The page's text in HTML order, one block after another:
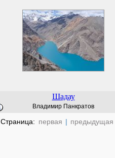
Шадау
Владимир Панкратов
Страница: первая | предыдущая